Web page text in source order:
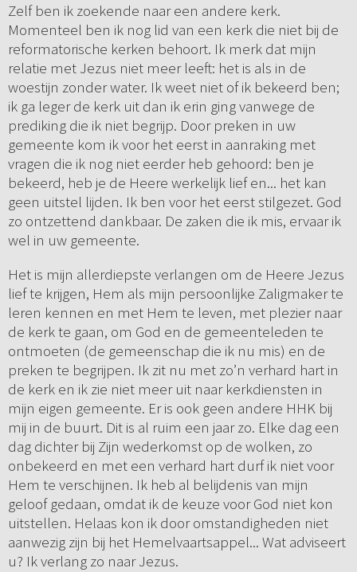
Zelf ben ik zoekende naar een andere kerk.
Momenteel ben ik nog lid van een kerk die niet bij de
reformatorische kerken behoort. Ik merk dat mijn
relatie met Jezus niet meer leeft: het is als in de
woestijn zonder water. Ik weet niet of ik bekeerd ben;
ik ga leger de kerk uit dan ik erin ging vanwege de
prediking die ik niet begrijp. Door preken in uw
gemeente kom ik voor het eerst in aanraking met
vragen die ik nog niet eerder heb gehoord: ben je
bekeerd, heb je de Heere werkelijk lief en... het kan
geen uitstel lijden. Ik ben voor het eerst stilgezet. God
zo ontzettend dankbaar. De zaken die ik mis, ervaar ik
wel in uw gemeente.
Het is mijn allerdiepste verlangen om de Heere Jezus
lief te krijgen, Hem als mijn persoonlijke Zaligmaker te
leren kennen en met Hem te leven, met plezier naar
de kerk te gaan, om God en de gemeenteleden te
ontmoeten (de gemeenschap die ik nu mis) en de
preken te begrijpen. Ik zit nu met zo’n verhard hart in
de kerk en ik zie niet meer uit naar kerkdiensten in
mijn eigen gemeente. Er is ook geen andere HHK bij
mij in de buurt. Dit is al ruim een jaar zo. Elke dag een
dag dichter bij Zijn wederkomst op de wolken, zo
onbekeerd en met een verhard hart durf ik niet voor
Hem te verschijnen. Ik heb al belijdenis van mijn
geloof gedaan, omdat ik de keuze voor God niet kon
uitstellen. Helaas kon ik door omstandigheden niet
aanwezig zijn bij het Hemelvaartsappel... Wat adviseert
u? Ik verlang zo naar Jezus.